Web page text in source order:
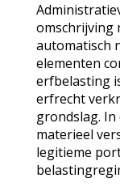
omschrijving
automatisch
elementen
erfbelasting
erfrecht
grondslag. In
materieel
legitieme